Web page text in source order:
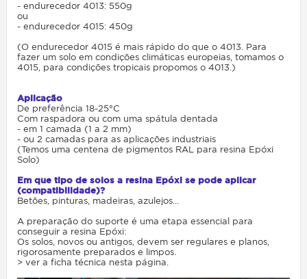
- endurecedor 4013: 550g
ou
- endurecedor 4015: 450g
(O endurecedor 4015 é mais rápido do que o 4013. Para
fazer um solo em condições climáticas europeias, tomamos o
4015, para condições tropicais propomos o 4013.)
Aplicação
De preferência 18-25°C
Com raspadora ou com uma spátula dentada
- em 1 camada (1 a 2 mm)
- ou 2 camadas para as aplicações industriais
(Temos uma centena de pigmentos RAL para resina Epóxi
Solo)
Em que tipo de solos a resina Epóxi se pode aplicar
(compatibilidade)?
Betões, pinturas, madeiras, azulejos...
A preparação do suporte é uma etapa essencial para
conseguir a resina Epóxi:
Os solos, novos ou antigos, devem ser regulares e planos,
rigorosamente preparados e limpos.
> ver a ficha técnica nesta página.